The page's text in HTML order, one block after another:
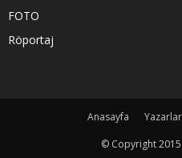
FOTO
Röportaj
Anasayfa Yazarlar
© Copyright